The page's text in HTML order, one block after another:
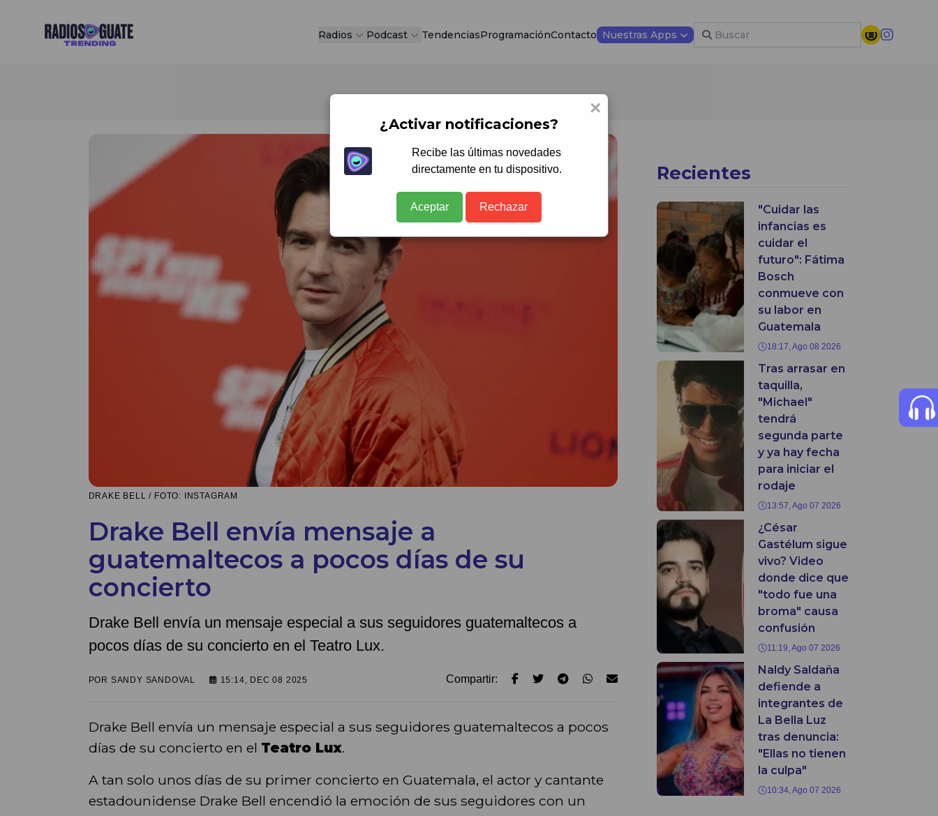
Radios Guate Radios Podcast TendenciasProgramaciónContacto Nuestras Apps
DRAKE BELL / FOTO: INSTAGRAM
Drake Bell envía mensaje a
guatemaltecos a pocos días de su
concierto
Drake Bell envía un mensaje especial a sus seguidores guatemaltecos a
pocos días de su concierto en el Teatro Lux.
POR SANDY SANDOVAL 15:14, DEC 08 2025 Compartir:
Drake Bell envía un mensaje especial a sus seguidores guatemaltecos a pocos
días de su concierto en el Teatro Lux.
A tan solo unos días de su primer concierto en Guatemala, el actor y cantante
estadounidense Drake Bell encendió la emoción de sus seguidores con un
Recientes
"Cuidar las
infancias es
cuidar el
futuro": Fátima
Bosch
conmueve con
su labor en
Guatemala
18:17, Ago 08 2026
Tras arrasar en
taquilla,
"Michael"
tendrá
segunda parte
y ya hay fecha
para iniciar el
rodaje
13:57, Ago 07 2026
¿César
Gastélum sigue
vivo? Video
donde dice que
"todo fue una
broma" causa
confusión
11:19, Ago 07 2026
Naldy Saldaña
defiende a
integrantes de
La Bella Luz
tras denuncia:
"Ellas no tienen
la culpa"
10:34, Ago 07 2026
×
¿Activar notificaciones?
Recibe las últimas novedades
directamente en tu dispositivo.
Aceptar Rechazar